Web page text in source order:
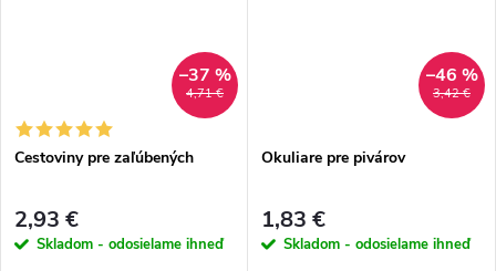
4,71 €
–37 %
Cestoviny pre zaľúbených
2,93 €
Skladom - odosielame ihneď
3,42 €
–46 %
Okuliare pre pivárov
1,83 €
Skladom - odosielame ihneď